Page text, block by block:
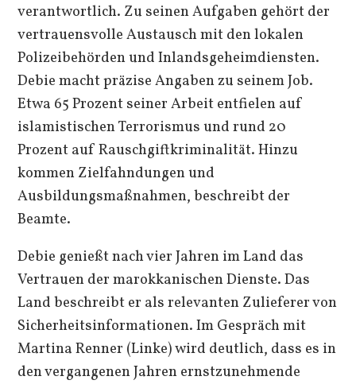
verantwortlich. Zu seinen Aufgaben gehört der
vertrauensvolle Austausch mit den lokalen
Polizeibehörden und Inlandsgeheimdiensten.
Debie macht präzise Angaben zu seinem Job.
Etwa 65 Prozent seiner Arbeit entfielen auf
islamistischen Terrorismus und rund 20
Prozent auf Rauschgiftkriminalität. Hinzu
kommen Zielfahndungen und
Ausbildungsmaßnahmen, beschreibt der
Beamte.
Debie genießt nach vier Jahren im Land das
Vertrauen der marokkanischen Dienste. Das
Land beschreibt er als relevanten Zulieferer von
Sicherheitsinformationen. Im Gespräch mit
Martina Renner (Linke) wird deutlich, dass es in
den vergangenen Jahren ernstzunehmende